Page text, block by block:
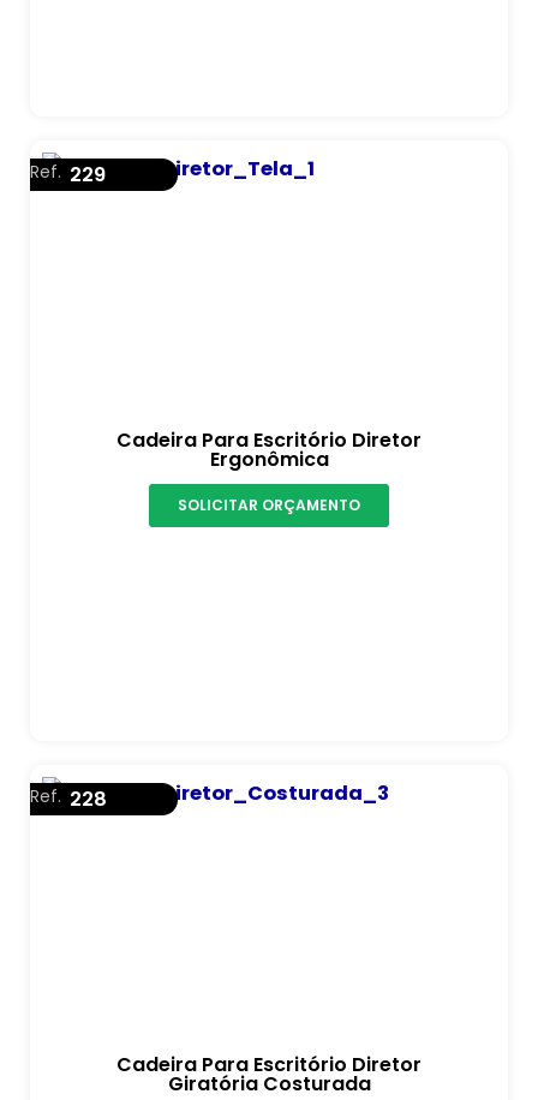
Cadeira Para Escritório Diretor
Ergonômica
Ref. 229
SOLICITAR ORÇAMENTO
Cadeira Para Escritório Diretor
Giratória Costurada
Ref. 228